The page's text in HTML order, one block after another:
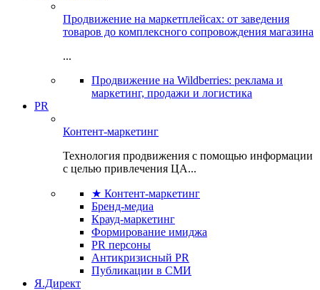
Продвижение на маркетплейсах: от заведения
товаров до комплексного сопровождения магазина
...
Продвижение на Wildberries: реклама и
маркетинг, продажи и логистика
PR
Контент-маркетинг
Технология продвижения с помощью информации
с целью привлечения ЦА...
★ Контент-маркетинг
Бренд-медиа
Крауд-маркетинг
Формирование имиджа
PR персоны
Антикризисный PR
Публикации в СМИ
Я.Директ